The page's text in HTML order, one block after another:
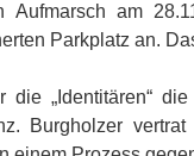
Aufmarsch am
Parkplatz an.
die „Identitären“
Burgholzer